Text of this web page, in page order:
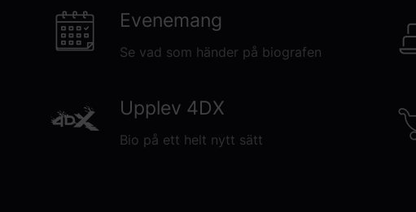
Distributör
SF/Sony
Evenemang
Se vad som händer på biografen
Upplev 4DX
Bio på ett helt nytt sätt